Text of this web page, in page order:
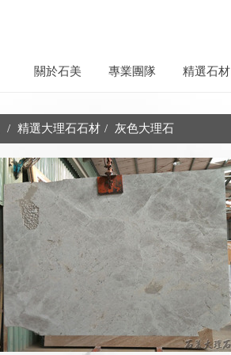
關於石美 專業團隊 精選石材
精選大理石石材 灰色大理石